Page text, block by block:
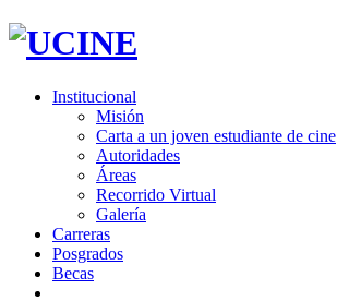
Institucional
Misión
Carta a un joven estudiante de cine
Autoridades
Áreas
Recorrido Virtual
Galería
Carreras
Posgrados
Becas